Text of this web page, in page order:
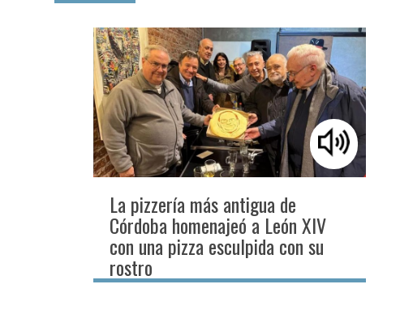
La pizzería más antigua de
Córdoba homenajeó a León XIV
con una pizza esculpida con su
rostro